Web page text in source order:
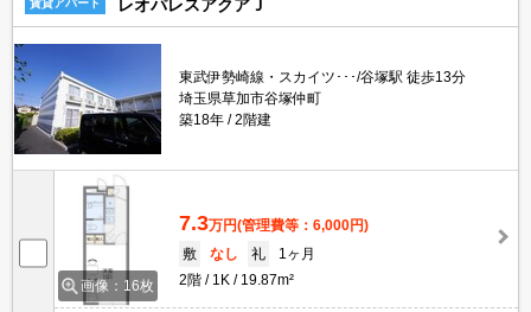
賃貸アパート レオパレスアクアＪ
東武伊勢崎線・スカイツ･･･/谷塚駅 徒歩13分
埼玉県草加市谷塚仲町
築18年
2階建
画像：16枚
7.3万円(管理費等：6,000円)
敷
なし 礼
1ヶ月
2階
1K 19.87m²